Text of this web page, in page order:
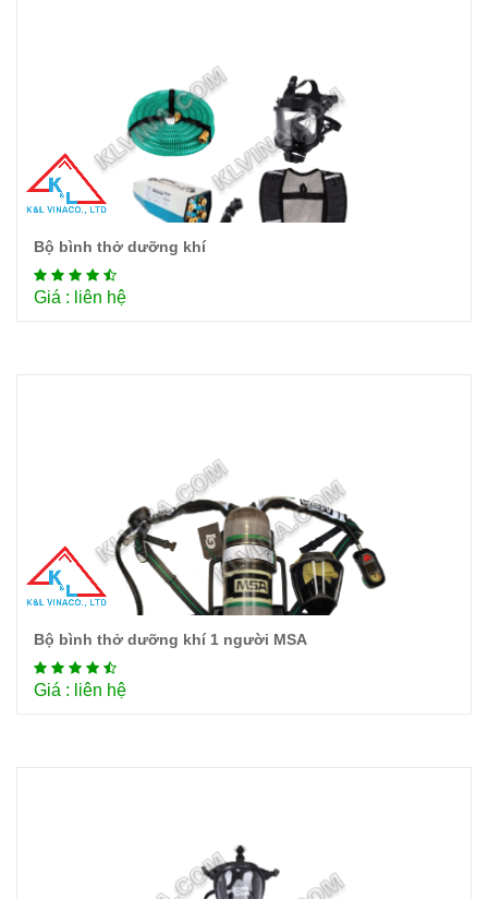
Bộ bình thở dưỡng khí
Giá : liên hệ
Chi tiết
Bộ bình thở dưỡng khí 1 người MSA
Giá : liên hệ